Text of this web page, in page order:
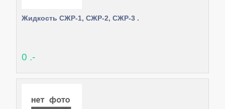
Жидкость СЖР-1, СЖР-2, СЖР-3 .
0 .-